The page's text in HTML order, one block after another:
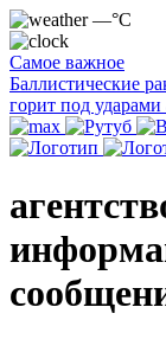
—°C
Самое важное
Баллистические
горит под